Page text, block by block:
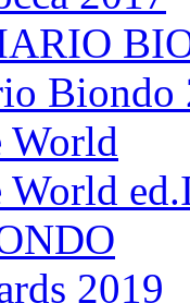
Biondo
World
World
2019